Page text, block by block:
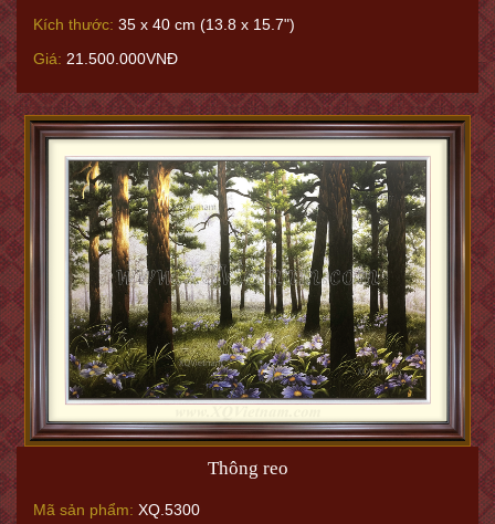
Kích thước: 35 x 40 cm (13.8 x 15.7")
Giá: 21.500.000VNĐ
Thông reo
Mã sản phẩm: XQ.5300